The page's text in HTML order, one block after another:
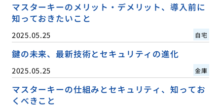
マスターキーのメリット・デメリット、導入前に
知っておきたいこと
2025.05.25 自宅
鍵の未来、最新技術とセキュリティの進化
2025.05.25 金庫
マスターキーの仕組みとセキュリティ、知ってお
くべきこと